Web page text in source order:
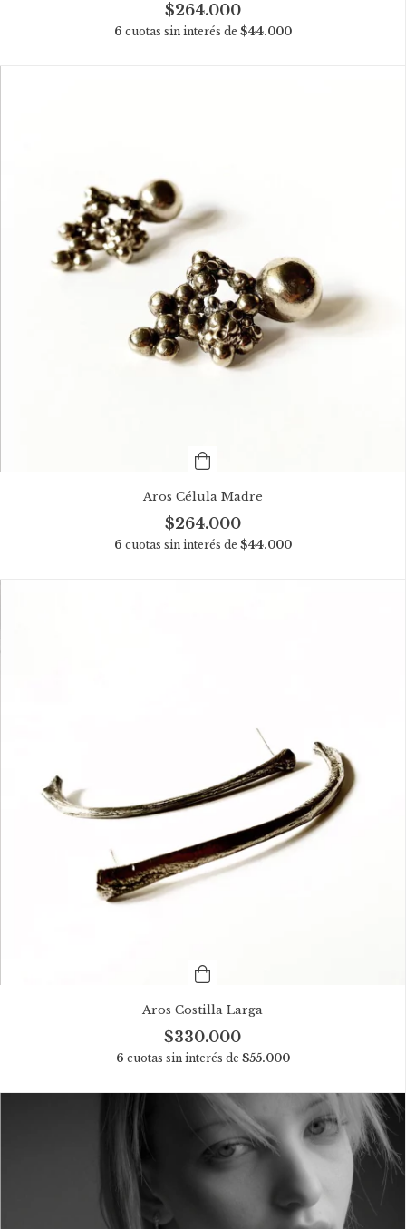
$264.000
6 cuotas sin interés de $44.000
Aros Célula Madre
$264.000
6 cuotas sin interés de $44.000
Aros Costilla Larga
$330.000
6 cuotas sin interés de $55.000